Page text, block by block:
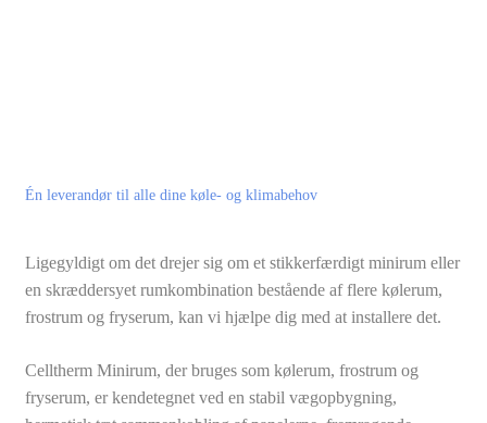
Én leverandør til alle dine køle- og klimabehov
​Ligegyldigt om det drejer sig om et stikkerfærdigt minirum eller
en skræddersyet rumkombination bestående af flere kølerum,
frostrum og fryserum, kan vi hjælpe dig med at installere det.​
Celltherm Minirum, der bruges som kølerum, frostrum og
fryserum, er kendetegnet ved en stabil vægopbygning,